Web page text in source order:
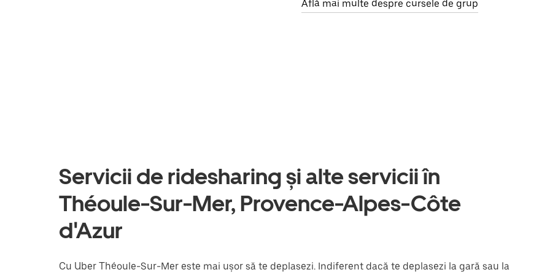
Află mai multe despre cursele de grup
Servicii de ridesharing și alte servicii în
Théoule-Sur-Mer, Provence-Alpes-Côte
d'Azur
Cu Uber Théoule-Sur-Mer este mai ușor să te deplasezi. Indiferent dacă te deplasezi la gară sau la